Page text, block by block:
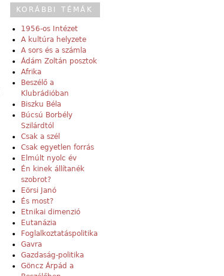
KORÁBBI TÉMÁK
1956-os Intézet
A kultúra helyzete
A sors és a számla
Ádám Zoltán posztok
Afrika
Beszélő a
Klubrádióban
Biszku Béla
Búcsú Borbély
Szilárdtól
Csak a szél
Csak egyetlen forrás
Elmúlt nyolc év
Én kinek állítanék
szobrot?
Eörsi Janó
És most?
Etnikai dimenzió
Eutanázia
Foglalkoztatáspolitika
Gavra
Gazdaság-politika
Göncz Árpád a